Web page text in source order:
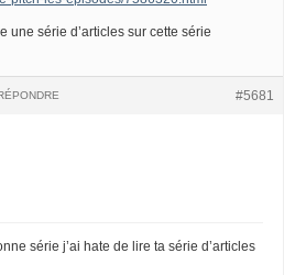
une série d’articles sur cette série
#5681
série j’ai hate de lire ta série d’articles